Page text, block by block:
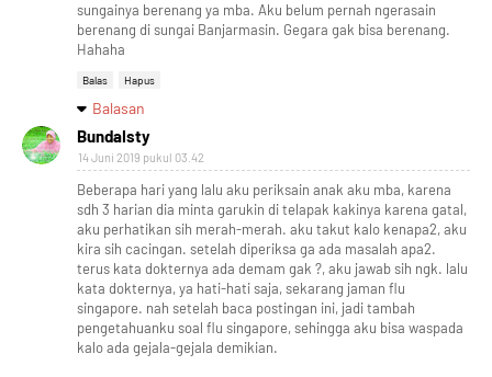
sungainya berenang ya mba. Aku belum pernah ngerasain
berenang di sungai Banjarmasin. Gegara gak bisa berenang.
Hahaha
Balas Hapus
Balasan
BundaIsty
14 Juni 2019 pukul 03.42
Beberapa hari yang lalu aku periksain anak aku mba, karena
sdh 3 harian dia minta garukin di telapak kakinya karena gatal,
aku perhatikan sih merah-merah. aku takut kalo kenapa2, aku
kira sih cacingan. setelah diperiksa ga ada masalah apa2.
terus kata dokternya ada demam gak ?, aku jawab sih ngk. lalu
kata dokternya, ya hati-hati saja, sekarang jaman flu
singapore. nah setelah baca postingan ini, jadi tambah
pengetahuanku soal flu singapore, sehingga aku bisa waspada
kalo ada gejala-gejala demikian.